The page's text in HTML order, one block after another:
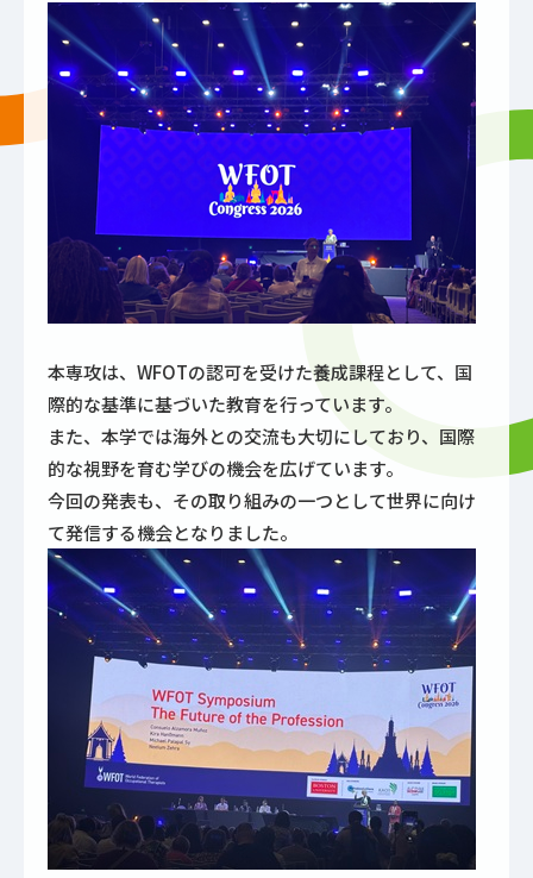
本専攻は、WFOTの認可を受けた養成課程として、国
際的な基準に基づいた教育を行っています。
また、本学では海外との交流も大切にしており、国際
的な視野を育む学びの機会を広げています。
今回の発表も、その取り組みの一つとして世界に向け
て発信する機会となりました。